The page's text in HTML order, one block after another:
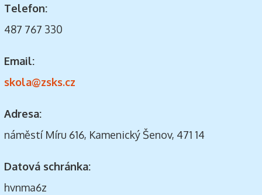
Telefon:
487 767 330
Email:
skola@zsks.cz
Adresa:
náměstí Míru 616, Kamenický Šenov, 471 14
Datová schránka:
hvnma6z